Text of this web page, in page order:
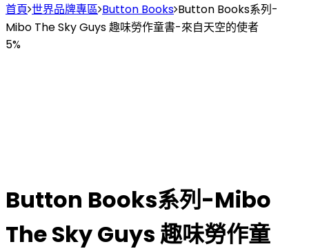
首頁 世界品牌專區 Button Books Button Books系列-
Mibo The Sky Guys 趣味勞作童書-來自天空的使者
5%
Button Books系列-Mibo
The Sky Guys 趣味勞作童